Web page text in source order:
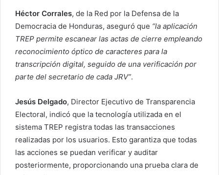
Héctor Corrales, de la Red por la Defensa de la
Democracia de Honduras, aseguró que “la aplicación
TREP permite escanear las actas de cierre empleando
reconocimiento óptico de caracteres para la
transcripción digital, seguido de una verificación por
parte del secretario de cada JRV”.
Jesús Delgado, Director Ejecutivo de Transparencia
Electoral, indicó que la tecnología utilizada en el
sistema TREP registra todas las transacciones
realizadas por los usuarios. Esto garantiza que todas
las acciones se puedan verificar y auditar
posteriormente, proporcionando una prueba clara de